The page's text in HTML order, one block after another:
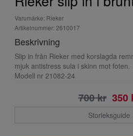
Varumärke: Rieker
Artikelnummer: 2610017
Beskrivning
Slip in från Rieker med korslagda
mjuk antistress sula i skinn mot foten.
Modell nr 21082-24
700 kr 350
Storleksguide